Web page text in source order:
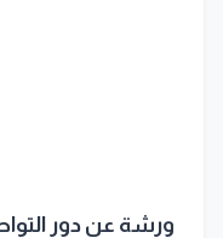
ورشة عن دور